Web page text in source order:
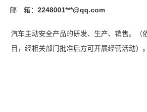
邮 箱： 2248001***@qq.com
汽车主动安全产品的研发、生产、销售。（
目，经相关部门批准后方可开展经营活动）。